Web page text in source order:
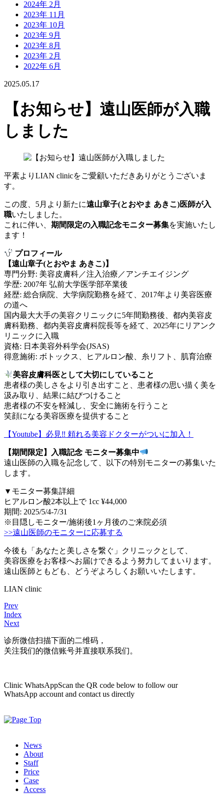
2024年 2月
2023年 11月
2023年 10月
2023年 9月
2023年 8月
2023年 2月
2022年 6月
2025.05.17
【お知らせ】遠山医師が入職
しました
平素よりLIAN clinicをご愛顧いただきありがとうございま
す。
この度、5月より新たに遠山章子(とおやま あきこ)医師が入
職いたしました。
これに伴い、 期間限定の入職記念モニター募集を実施いたし
ます！
プロフィール
【遠山章子(とおやま あきこ)】
専門分野: 美容皮膚科／注入治療／アンチエイジング
学歴: 2007年 弘前大学医学部卒業後
経歴: 総合病院、大学病院勤務を経て、2017年より美容医療
の道へ
国内最大大手の美容クリニックに5年間勤務後、都内美容皮
膚科勤務、都内美容皮膚科院長等を経て、2025年にリアンク
リニックに入職
資格: 日本美容外科学会(JSAS)
得意施術: ボトックス、ヒアルロン酸、糸リフト、肌育治療
美容皮膚科医として大切にしていること
患者様の美しさをより引き出すこと、患者様の思い描く美を
汲み取り、結果に結びつけること
患者様の不安を軽減し、安全に施術を行うこと
笑顔になる美容医療を提供すること
【Youtube】必見‼︎ 頼れる美容ドクターがついに加入！
【期間限定】入職記念 モニター募集中
遠山医師の入職を記念して、以下の特別モニターの募集いた
します。
▼モニター募集詳細
ヒアルロン酸2本以上で 1cc ¥44,000
期間: 2025/5/4-7/31
※目隠しモニター/施術後1ヶ月後のご来院必須
>>遠山医師のモニターに応募する
今後も「あなたと美しさを繋ぐ」クリニックとして、
美容医療をお客様へお届けできるよう努力してまいります。
遠山医師ともども、どうぞよろしくお願いいたします。
LIAN clinic
Prev
Index
Next
诊所微信扫描下面的二维码，
关注我们的微信账号并直接联系我们。
Clinic WhatsAppScan the QR code below to follow our
WhatsApp account and contact us directly
News
About
Staff
Price
Case
Access